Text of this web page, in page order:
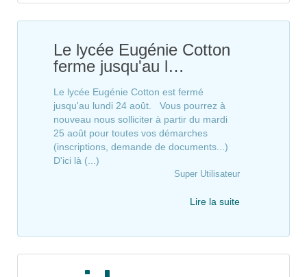
Le lycée Eugénie Cotton
ferme jusqu'au l…
Le lycée Eugénie Cotton est fermé
jusqu'au lundi 24 août. Vous pourrez à
nouveau nous solliciter à partir du mardi
25 août pour toutes vos démarches
(inscriptions, demande de documents...)
D'ici là (...)
Super Utilisateur
Lire la suite